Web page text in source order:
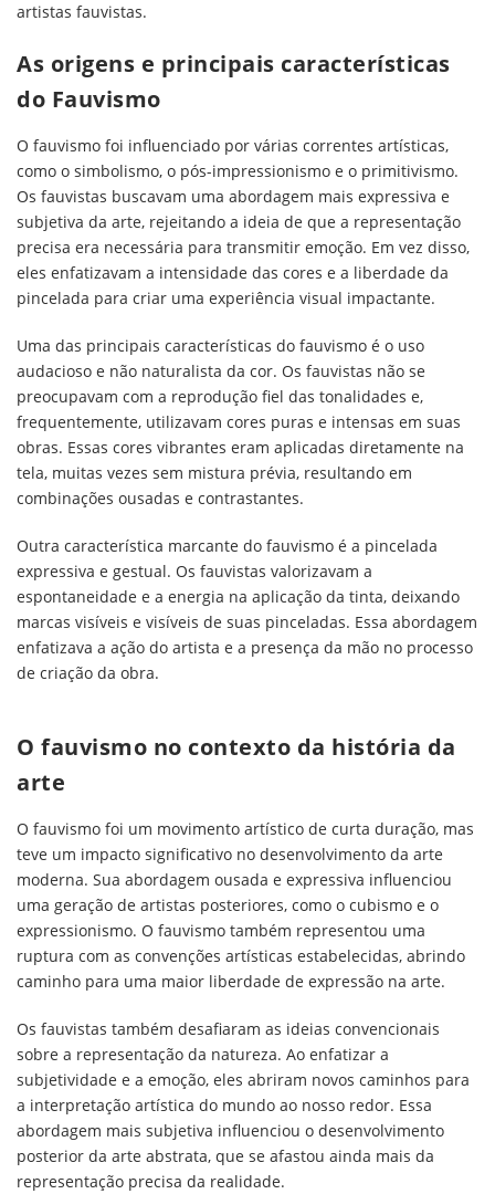
artistas fauvistas.
As origens e principais características
do Fauvismo
O fauvismo foi influenciado por várias correntes artísticas,
como o simbolismo, o pós-impressionismo e o primitivismo.
Os fauvistas buscavam uma abordagem mais expressiva e
subjetiva da arte, rejeitando a ideia de que a representação
precisa era necessária para transmitir emoção. Em vez disso,
eles enfatizavam a intensidade das cores e a liberdade da
pincelada para criar uma experiência visual impactante.
Uma das principais características do fauvismo é o uso
audacioso e não naturalista da cor. Os fauvistas não se
preocupavam com a reprodução fiel das tonalidades e,
frequentemente, utilizavam cores puras e intensas em suas
obras. Essas cores vibrantes eram aplicadas diretamente na
tela, muitas vezes sem mistura prévia, resultando em
combinações ousadas e contrastantes.
Outra característica marcante do fauvismo é a pincelada
expressiva e gestual. Os fauvistas valorizavam a
espontaneidade e a energia na aplicação da tinta, deixando
marcas visíveis e visíveis de suas pinceladas. Essa abordagem
enfatizava a ação do artista e a presença da mão no processo
de criação da obra.
O fauvismo no contexto da história da
arte
O fauvismo foi um movimento artístico de curta duração, mas
teve um impacto significativo no desenvolvimento da arte
moderna. Sua abordagem ousada e expressiva influenciou
uma geração de artistas posteriores, como o cubismo e o
expressionismo. O fauvismo também representou uma
ruptura com as convenções artísticas estabelecidas, abrindo
caminho para uma maior liberdade de expressão na arte.
Os fauvistas também desafiaram as ideias convencionais
sobre a representação da natureza. Ao enfatizar a
subjetividade e a emoção, eles abriram novos caminhos para
a interpretação artística do mundo ao nosso redor. Essa
abordagem mais subjetiva influenciou o desenvolvimento
posterior da arte abstrata, que se afastou ainda mais da
representação precisa da realidade.